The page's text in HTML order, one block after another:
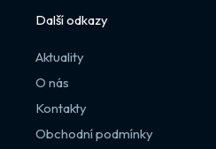
Další odkazy
Aktuality
O nás
Kontakty
Obchodní podmínky